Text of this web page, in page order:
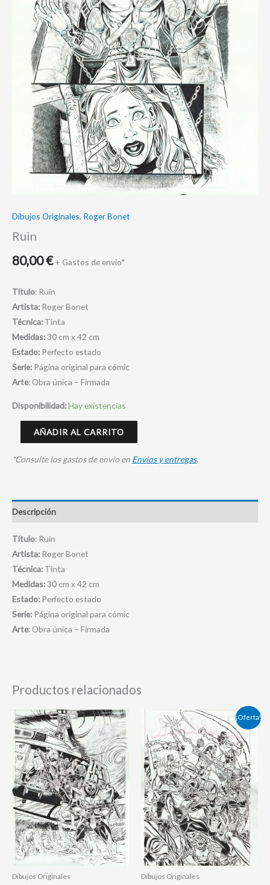
Dibujos Originales, Roger Bonet
Ruin
80,00€ + Gastos de envio*
Título: Ruin
Artista: Roger Bonet
Técnica: Tinta
Medidas:30 cm x 42 cm
Estado: Perfecto estado
Serie: Página original para cómic
Arte: Obra única – Firmada
Disponibilidad:Hay existencias
AÑADIR AL CARRITO
*Consulte los gastos de envio en Envios y entregas.
Descripción
Título: Ruin
Artista: Roger Bonet
Técnica: Tinta
Medidas:30 cm x 42 cm
Estado: Perfecto estado
Serie: Página original para cómic
Arte: Obra única – Firmada
Productos relacionados
Dibujos Originales
¡Oferta!
Dibujos Originales
El
precio
original
era:
250,00 €.
El
precio
actual
es:
225,00 €.